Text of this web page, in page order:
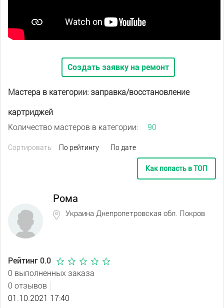
Создать заявку на ремонт
Мастера в категории: заправка/восстановление
картриджей
Количество мастеров в категории:
90
Сортировать: По рейтингу По дате
Как попасть в ТОП
Рома
Украина Днепропетровская обл. Покров
Рейтинг 0.0
0 выполненных заказа
0 отзывов
01.10.2021 17:40